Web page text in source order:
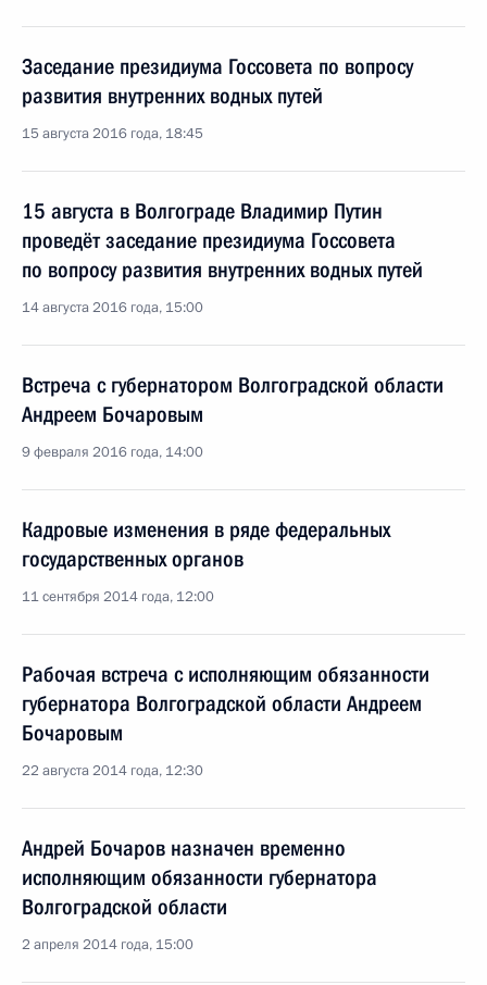
Заседание президиума Госсовета по вопросу
развития внутренних водных путей
15 августа 2016 года, 18:45
15 августа в Волгограде Владимир Путин
проведёт заседание президиума Госсовета
по вопросу развития внутренних водных путей
14 августа 2016 года, 15:00
Встреча с губернатором Волгоградской области
Андреем Бочаровым
9 февраля 2016 года, 14:00
Кадровые изменения в ряде федеральных
государственных органов
11 сентября 2014 года, 12:00
Рабочая встреча с исполняющим обязанности
губернатора Волгоградской области Андреем
Бочаровым
22 августа 2014 года, 12:30
Андрей Бочаров назначен временно
исполняющим обязанности губернатора
Волгоградской области
2 апреля 2014 года, 15:00